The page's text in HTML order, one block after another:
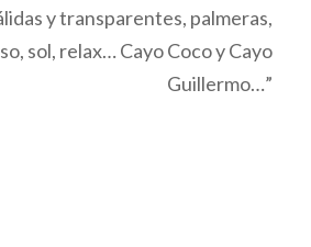
y transparentes, palmeras,
sol, relax… Cayo Coco y Cayo
Guillermo…”